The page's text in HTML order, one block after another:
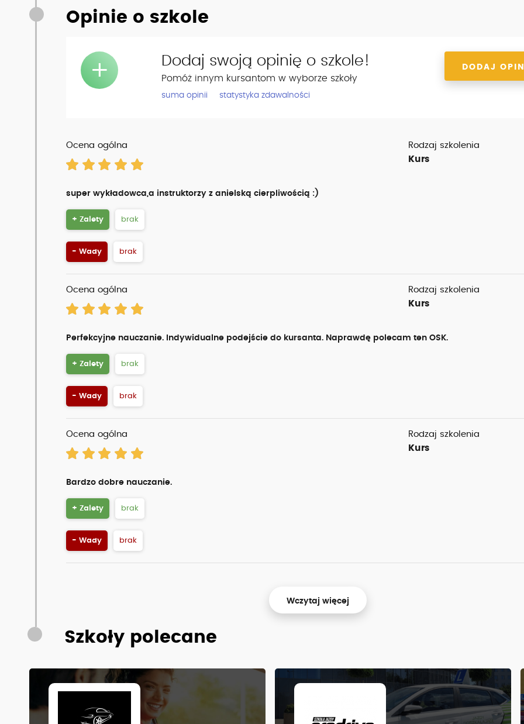
Opinie o szkole
+ Dodaj swoją opinię o szkole!
Pomóż innym kursantom w wyborze szkoły
suma opinii statystyka zdawalności
DODAJ
Ocena ogólna
Rodzaj szkolenia
Kurs
super wykładowca,a instruktorzy z anielską cierpliwością :)
+ Zalety brak
- Wady brak
Ocena ogólna
Rodzaj szkolenia
Kurs
Perfekcyjne nauczanie. Indywidualne podejście do kursanta. Naprawdę polecam ten OSK.
+ Zalety brak
- Wady brak
Ocena ogólna
Rodzaj szkolenia
Kurs
Bardzo dobre nauczanie.
+ Zalety brak
- Wady brak
Wczytaj więcej
Szkoły polecane